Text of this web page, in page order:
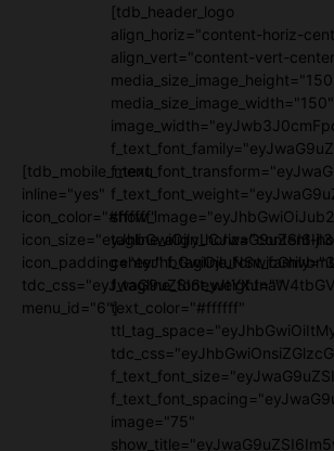
[tdb_mobile_menu
inline="yes"
icon_color="#ffffff"
menu_id="6"]
[tdb_header_logo
align_horiz="content-horiz-
align_vert="content-vert-
media_size_image_height="150"
media_size_image_width="150"
tagline_align_horiz="content-
center"
f_tagline_font_weight=""
text_color="#ffffff"
image="75"